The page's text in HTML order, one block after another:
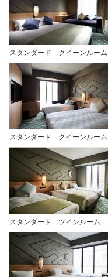
スタンダード クイーンルーム
スタンダード クイーンルーム
スタンダード ツインルーム